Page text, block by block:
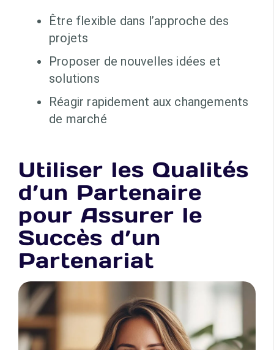
Être flexible dans l’approche des
projets
Proposer de nouvelles idées et
solutions
Réagir rapidement aux changements
de marché
Utiliser les Qualités
d’un Partenaire
pour Assurer le
Succès d’un
Partenariat